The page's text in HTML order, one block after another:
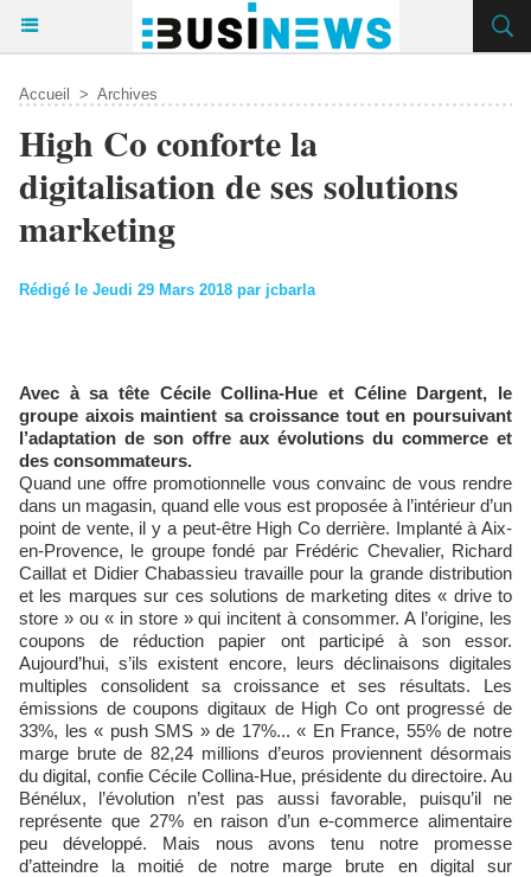
Accueil > Archives
High Co conforte la
digitalisation de ses solutions
marketing
Rédigé le Jeudi 29 Mars 2018 par jcbarla
Avec à sa tête Cécile Collina-Hue et Céline Dargent, le
groupe aixois maintient sa croissance tout en poursuivant
l’adaptation de son offre aux évolutions du commerce et
des consommateurs.
Quand une offre promotionnelle vous convainc de vous rendre
dans un magasin, quand elle vous est proposée à l’intérieur d’un
point de vente, il y a peut-être High Co derrière. Implanté à Aix-
en-Provence, le groupe fondé par Frédéric Chevalier, Richard
Caillat et Didier Chabassieu travaille pour la grande distribution
et les marques sur ces solutions de marketing dites « drive to
store » ou « in store » qui incitent à consommer. A l’origine, les
coupons de réduction papier ont participé à son essor.
Aujourd’hui, s’ils existent encore, leurs déclinaisons digitales
multiples consolident sa croissance et ses résultats. Les
émissions de coupons digitaux de High Co ont progressé de
33%, les « push SMS » de 17%... « En France, 55% de notre
marge brute de 82,24 millions d’euros proviennent désormais
du digital, confie Cécile Collina-Hue, présidente du directoire. Au
Bénélux, l’évolution n’est pas aussi favorable, puisqu’il ne
représente que 27% en raison d’un e-commerce alimentaire
peu développé. Mais nous avons tenu notre promesse
d’atteindre la moitié de notre marge brute en digital sur